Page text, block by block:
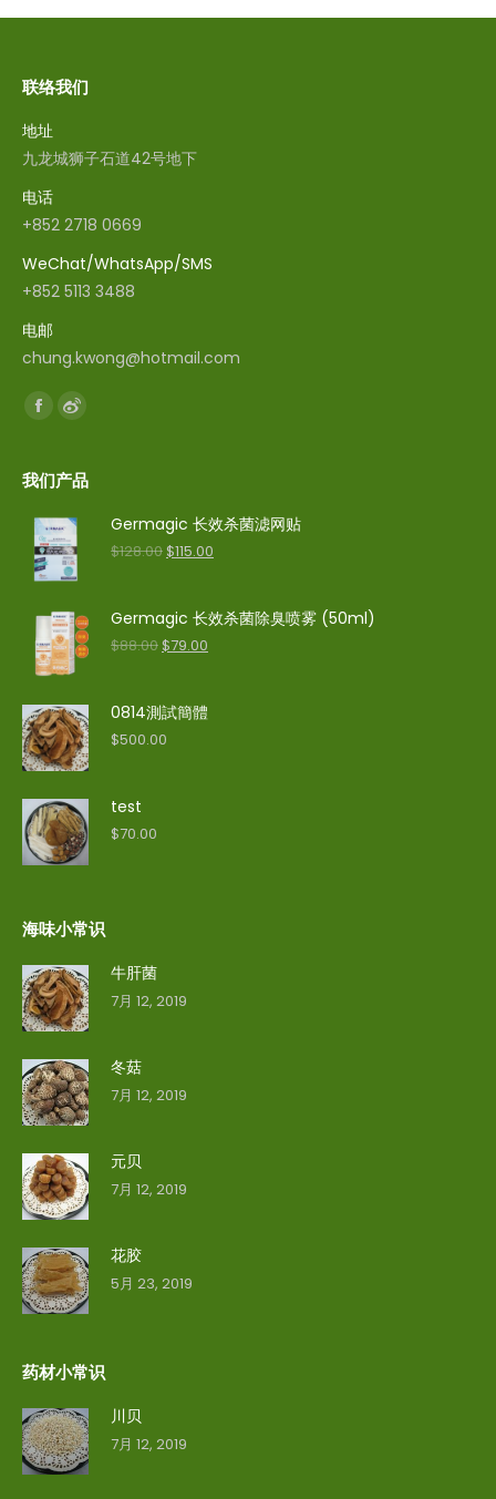
联络我们
地址
九龙城狮子石道42号地下
电话
+852 2718 0669
WeChat/WhatsApp/SMS
+852 5113 3488
电邮
chung.kwong@hotmail.com
找到我们：
Facebook
Weibo
我们产品
Germagic 长效杀菌滤网贴
$128.00$115.00
Germagic 长效杀菌除臭喷雾 (50ml)
$88.00$79.00
0814測試簡體
$500.00
test
$70.00
海味小常识
牛肝菌
7月 12, 2019
冬菇
7月 12, 2019
元贝
7月 12, 2019
花胶
5月 23, 2019
药材小常识
川贝
7月 12, 2019